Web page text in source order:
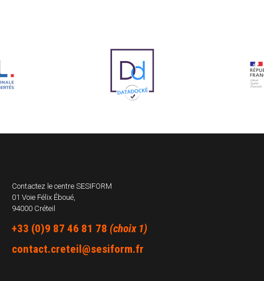
Contactez le centre SESIFORM
01 Voie Félix Éboué,
94000 Créteil
+33 (0)9 87 46 81 78 (choix 1)
contact.creteil@sesiform.fr